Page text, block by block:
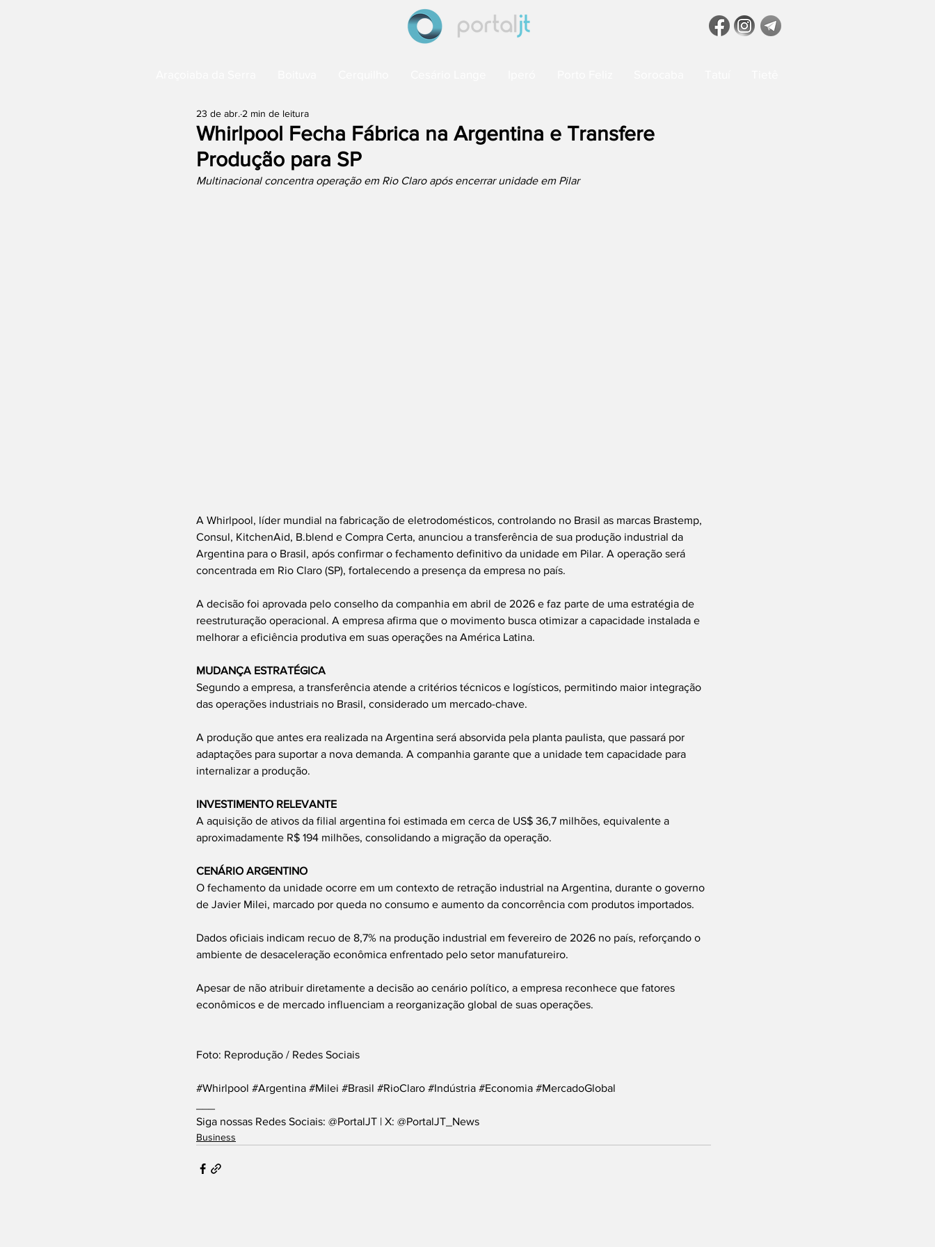
Whirlpool Fecha Fábrica na Argentina e Transfere
Produção para SP
23 de abr. 2 min de leitura
Multinacional concentra operação em Rio Claro após encerrar unidade em Pilar
A Whirlpool, líder mundial na fabricação de eletrodomésticos, controlando no Brasil as marcas Brastemp,
Consul, KitchenAid, B.blend e Compra Certa, anunciou a transferência de sua produção industrial da
Argentina para o Brasil, após confirmar o fechamento definitivo da unidade em Pilar. A operação será
concentrada em Rio Claro (SP), fortalecendo a presença da empresa no país.
A decisão foi aprovada pelo conselho da companhia em abril de 2026 e faz parte de uma estratégia de
reestruturação operacional. A empresa afirma que o movimento busca otimizar a capacidade instalada e
melhorar a eficiência produtiva em suas operações na América Latina.
MUDANÇA ESTRATÉGICA
Segundo a empresa, a transferência atende a critérios técnicos e logísticos, permitindo maior integração
das operações industriais no Brasil, considerado um mercado-chave.
A produção que antes era realizada na Argentina será absorvida pela planta paulista, que passará por
adaptações para suportar a nova demanda. A companhia garante que a unidade tem capacidade para
internalizar a produção.
INVESTIMENTO RELEVANTE
A aquisição de ativos da filial argentina foi estimada em cerca de US$ 36,7 milhões, equivalente a
aproximadamente R$ 194 milhões, consolidando a migração da operação.
CENÁRIO ARGENTINO
O fechamento da unidade ocorre em um contexto de retração industrial na Argentina, durante o governo
de Javier Milei, marcado por queda no consumo e aumento da concorrência com produtos importados.
Dados oficiais indicam recuo de 8,7% na produção industrial em fevereiro de 2026 no país, reforçando o
ambiente de desaceleração econômica enfrentado pelo setor manufatureiro.
Apesar de não atribuir diretamente a decisão ao cenário político, a empresa reconhece que fatores
econômicos e de mercado influenciam a reorganização global de suas operações.
Foto: Reprodução / Redes Sociais
#Whirlpool #Argentina #Milei #Brasil #RioClaro #Indústria #Economia #MercadoGlobal
Siga nossas Redes Sociais: @PortalJT | X: @PortalJT_News
Business